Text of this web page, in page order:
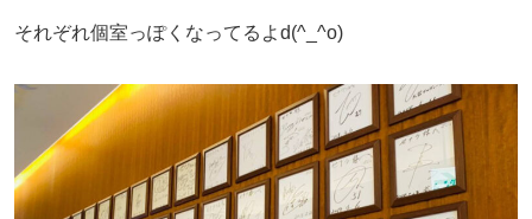
それぞれ個室っぽくなってるよd(^_^o)